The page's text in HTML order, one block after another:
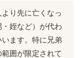
り先に亡くなっ
姪など）が代わ
ます。特に兄弟
囲が限定されて